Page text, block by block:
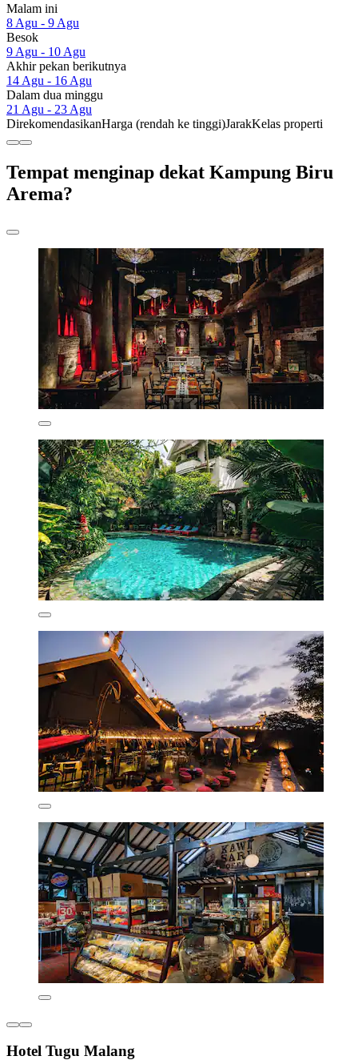
Malam ini
8 Agu - 9 Agu
Besok
9 Agu - 10 Agu
Akhir pekan berikutnya
14 Agu - 16 Agu
Dalam dua minggu
21 Agu - 23 Agu
DirekomendasikanHarga (rendah ke tinggi)JarakKelas properti
Tempat menginap dekat Kampung Biru
Arema?
Hotel Tugu Malang